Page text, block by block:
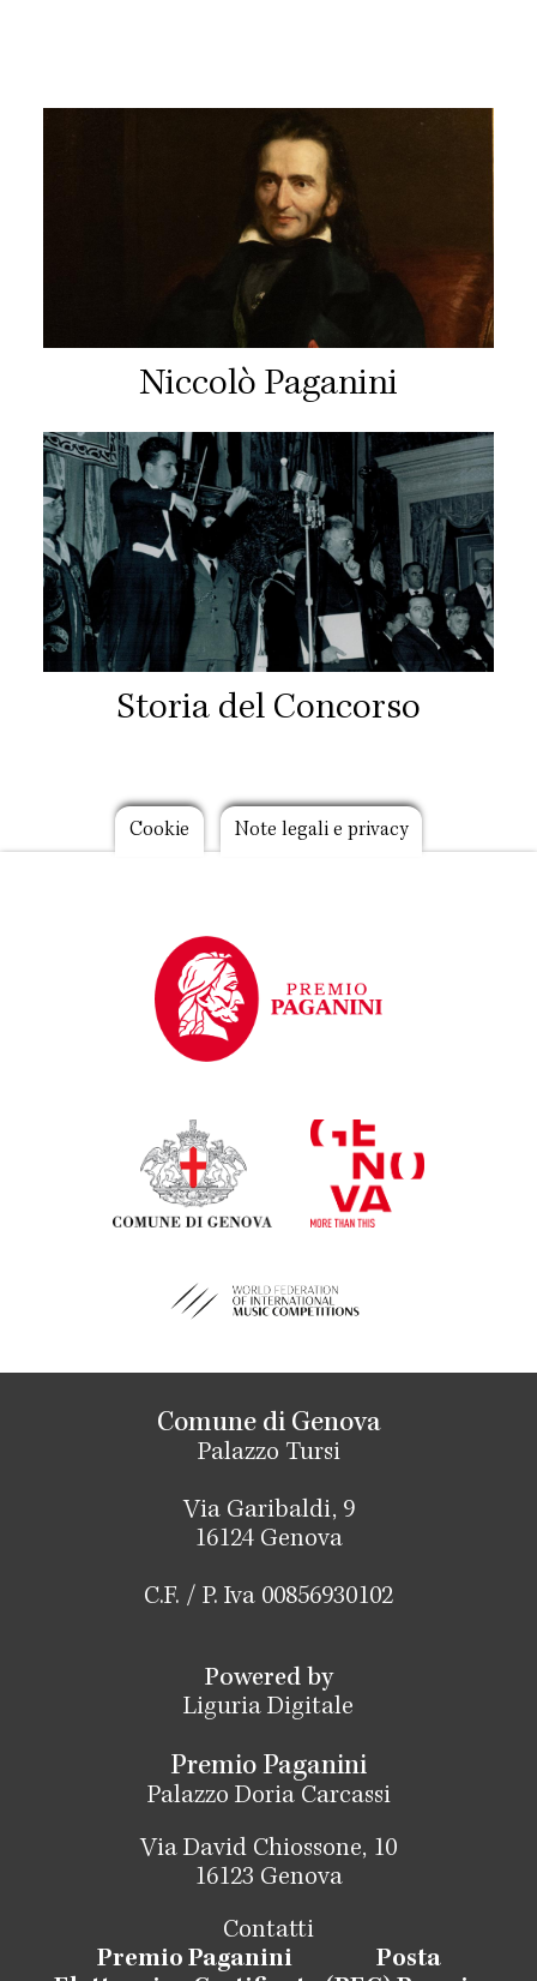
Niccolò Paganini
Storia del Concorso
Footer
Cookie Note legali e privacy
Comune di Genova
Palazzo Tursi
Via Garibaldi, 9
16124 Genova
C.F. / P. Iva 00856930102
Powered by
Liguria Digitale
Premio Paganini
Palazzo Doria Carcassi
Via David Chiossone, 10
16123 Genova
Contatti
Premio Paganini
Posta